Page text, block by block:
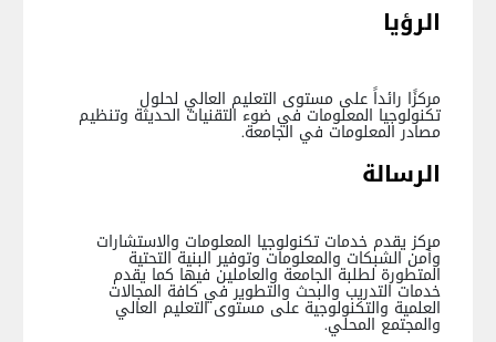
الرؤيا
مركزًا رائداً على مستوى التعليم العالي لحلول
تكنولوجيا المعلومات في ضوء التقنيات الحديثة وتنظيم
مصادر المعلومات في الجامعة.
الرسالة
مركز يقدم خدمات تكنولوجيا المعلومات والاستشارات
وأمن الشبكات والمعلومات وتوفير البنية التحتية
المتطورة لطلبة الجامعة والعاملين فيها كما يقدم
خدمات التدريب والبحث والتطوير في كافة المجالات
العلمية والتكنولوجية على مستوى التعليم العالي
والمجتمع المحلي.